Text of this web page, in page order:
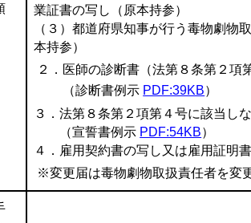
業証書の写し（原本持参）
（３）都道府県知事が行う毒物劇物
本持参）
２．医師の診断書（法第８条第２項
（診断書例示 PDF:39KB）
３．法第８条第２項第４号に該当し
（宣誓書例示 PDF:54KB）
４．雇用契約書の写し又は雇用証明書
※変更届は毒物劇物取扱責任者を変